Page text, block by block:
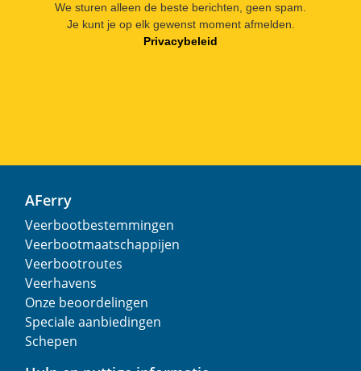
We sturen alleen de beste berichten, geen spam.
Je kunt je op elk gewenst moment afmelden.
Privacybeleid
AFerry
Veerbootbestemmingen
Veerbootmaatschappijen
Veerbootroutes
Veerhavens
Onze beoordelingen
Speciale aanbiedingen
Schepen